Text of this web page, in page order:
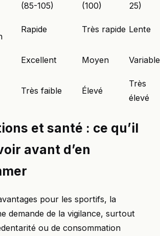
(85-105)
(100)
25)
Rapide Très rapide Lente
Excellent Moyen Variable
Très faible Élevé
Très
élevé
et santé : ce qu’il
avant d’en
pour les sportifs, la
demande de la vigilance, surtout
ou de consommation